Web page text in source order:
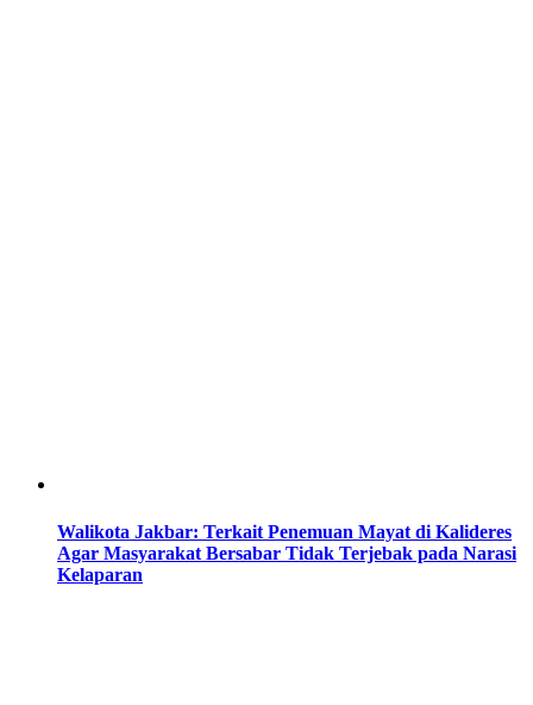
Walikota Jakbar: Terkait Penemuan Mayat di Kalideres
Agar Masyarakat Bersabar Tidak Terjebak pada Narasi
Kelaparan